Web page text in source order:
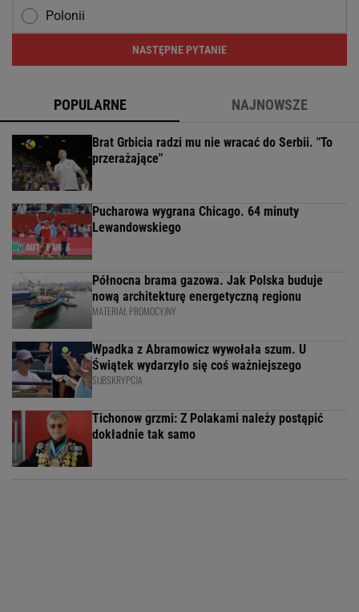
Polonii
NASTĘPNE PYTANIE
POPULARNE NAJNOWSZE
Brat Grbicia radzi mu nie wracać do Serbii. "To
przerażające"
Pucharowa wygrana Chicago. 64 minuty
Lewandowskiego
Północna brama gazowa. Jak Polska buduje
nową architekturę energetyczną regionu
MATERIAŁ PROMOCYJNY
Wpadka z Abramowicz wywołała szum. U
Świątek wydarzyło się coś ważniejszego
SUBSKRYPCJA
Tichonow grzmi: Z Polakami należy postąpić
dokładnie tak samo